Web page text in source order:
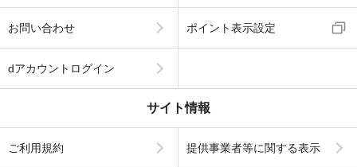
お問い合わせ ポイント表示設定
dアカウントログイン
サイト情報
ご利用規約 提供事業者等に関する表示